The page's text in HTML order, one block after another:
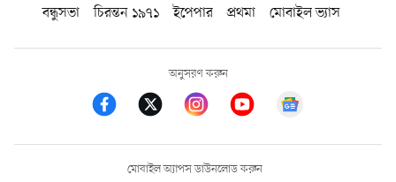
বন্ধুসভা
চিরন্তন ১৯৭১ ইপেপার প্রথমা মোবাইল ভ্যাস
অনুসরণ করুন
মোবাইল অ্যাপস ডাউনলোড করুন